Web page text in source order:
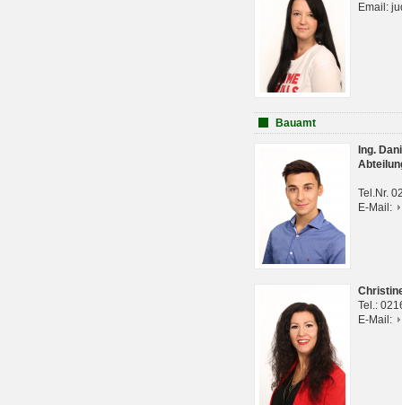
Email:
Bauamt
Ing.
Tel.Nr.
E-Mail:
Tel.:
E-Mail: